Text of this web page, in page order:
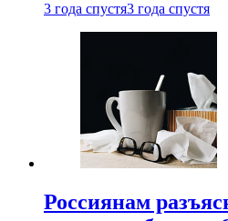
3 года спустя3 года спустя
Россиянам